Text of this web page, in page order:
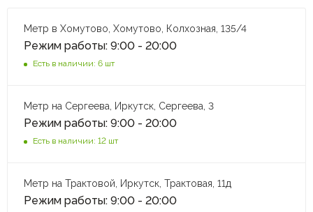
Метр в Хомутово, Хомутово, Колхозная, 135/4
Режим работы: 9:00 - 20:00
Есть в наличии: 6 шт
Метр на Сергеева, Иркутск, Сергеева, 3
Режим работы: 9:00 - 20:00
Есть в наличии: 12 шт
Метр на Трактовой, Иркутск, Трактовая, 11д
Режим работы: 9:00 - 20:00